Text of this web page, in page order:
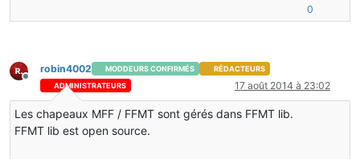
0
Hors-ligne
robin4002 MODDEURS CONFIRMÉS
RÉDACTEURS
ADMINISTRATEURS
17 août 2014 à 23:02
Les chapeaux MFF / FFMT sont gérés dans FFMT lib.
FFMT lib est open source.